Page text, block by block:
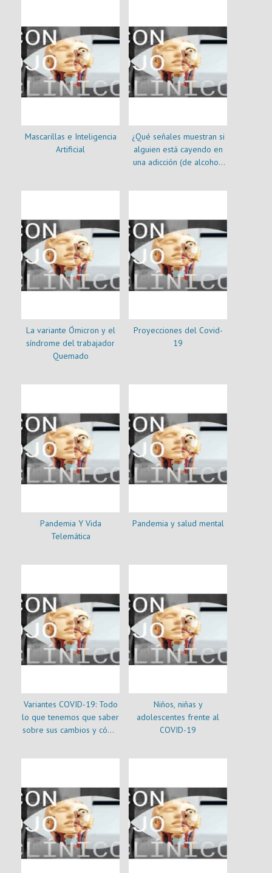
Mascarillas e Inteligencia
Artificial
¿Qué señales muestran si
alguien está cayendo en
una adicción (de alcohol,
La variante Ómicron y el
síndrome del trabajador
Quemado
Proyecciones del Covid-
19
Pandemia Y Vida
Telemática
Pandemia y salud mental
Variantes COVID-19: Todo
lo que tenemos que saber
sobre sus cambios y cómo
Niños, niñas y
adolescentes frente al
COVID-19